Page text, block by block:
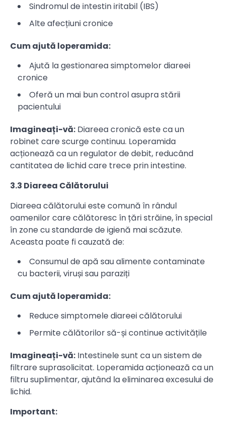
Sindromul de intestin iritabil (IBS)
Alte afecțiuni cronice
Cum ajută loperamida:
Ajută la gestionarea simptomelor diareei
cronice
Oferă un mai bun control asupra stării
pacientului
Imagineați-vă: Diareea cronică este ca un
robinet care scurge continuu. Loperamida
acționează ca un regulator de debit, reducând
cantitatea de lichid care trece prin intestine.
3.3 Diareea Călătorului
Diareea călătorului este comună în rândul
oamenilor care călătoresc în țări străine, în special
în zone cu standarde de igienă mai scăzute.
Aceasta poate fi cauzată de:
Consumul de apă sau alimente contaminate
cu bacterii, viruși sau paraziți
Cum ajută loperamida:
Reduce simptomele diareei călătorului
Permite călătorilor să-și continue activitățile
Imagineați-vă: Intestinele sunt ca un sistem de
filtrare suprasolicitat. Loperamida acționează ca un
filtru suplimentar, ajutând la eliminarea excesului de
lichid.
Important: